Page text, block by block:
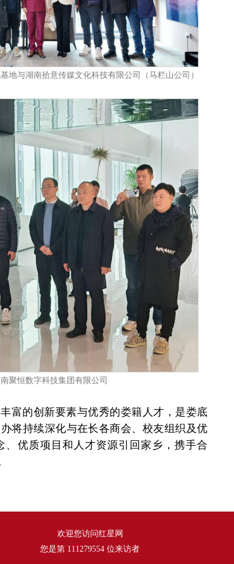
地与湖南拾意传媒文化科技有限公司（马栏山公司）
聚恒数字科技集团有限公司
富的创新要素与优秀的娄籍 人才，是娄底
将持续深化与在长各商会、校友组织及优
优质项目和人才资源引回家乡，携手合
欢迎您访问红星网
您是第 111279554 位来访者